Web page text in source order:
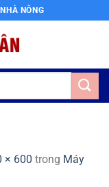
NÔNG
× 600 trong Máy